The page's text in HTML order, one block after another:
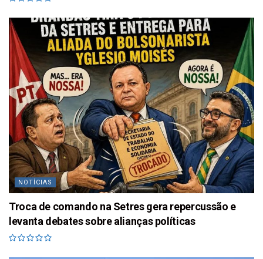
NOTÍCIAS
Troca de comando na Setres gera repercussão e
levanta debates sobre alianças políticas